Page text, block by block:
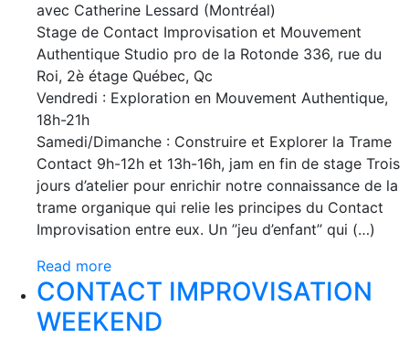
avec Catherine Lessard (Montréal)
Stage de Contact Improvisation et Mouvement
Authentique Studio pro de la Rotonde 336, rue du
Roi, 2è étage Québec, Qc
Vendredi : Exploration en Mouvement Authentique,
18h-21h
Samedi/Dimanche : Construire et Explorer la Trame
Contact 9h-12h et 13h-16h, jam en fin de stage Trois
jours d’atelier pour enrichir notre connaissance de la
trame organique qui relie les principes du Contact
Improvisation entre eux. Un ’’jeu d’enfant’’ qui (…)
Read more
CONTACT IMPROVISATION
WEEKEND